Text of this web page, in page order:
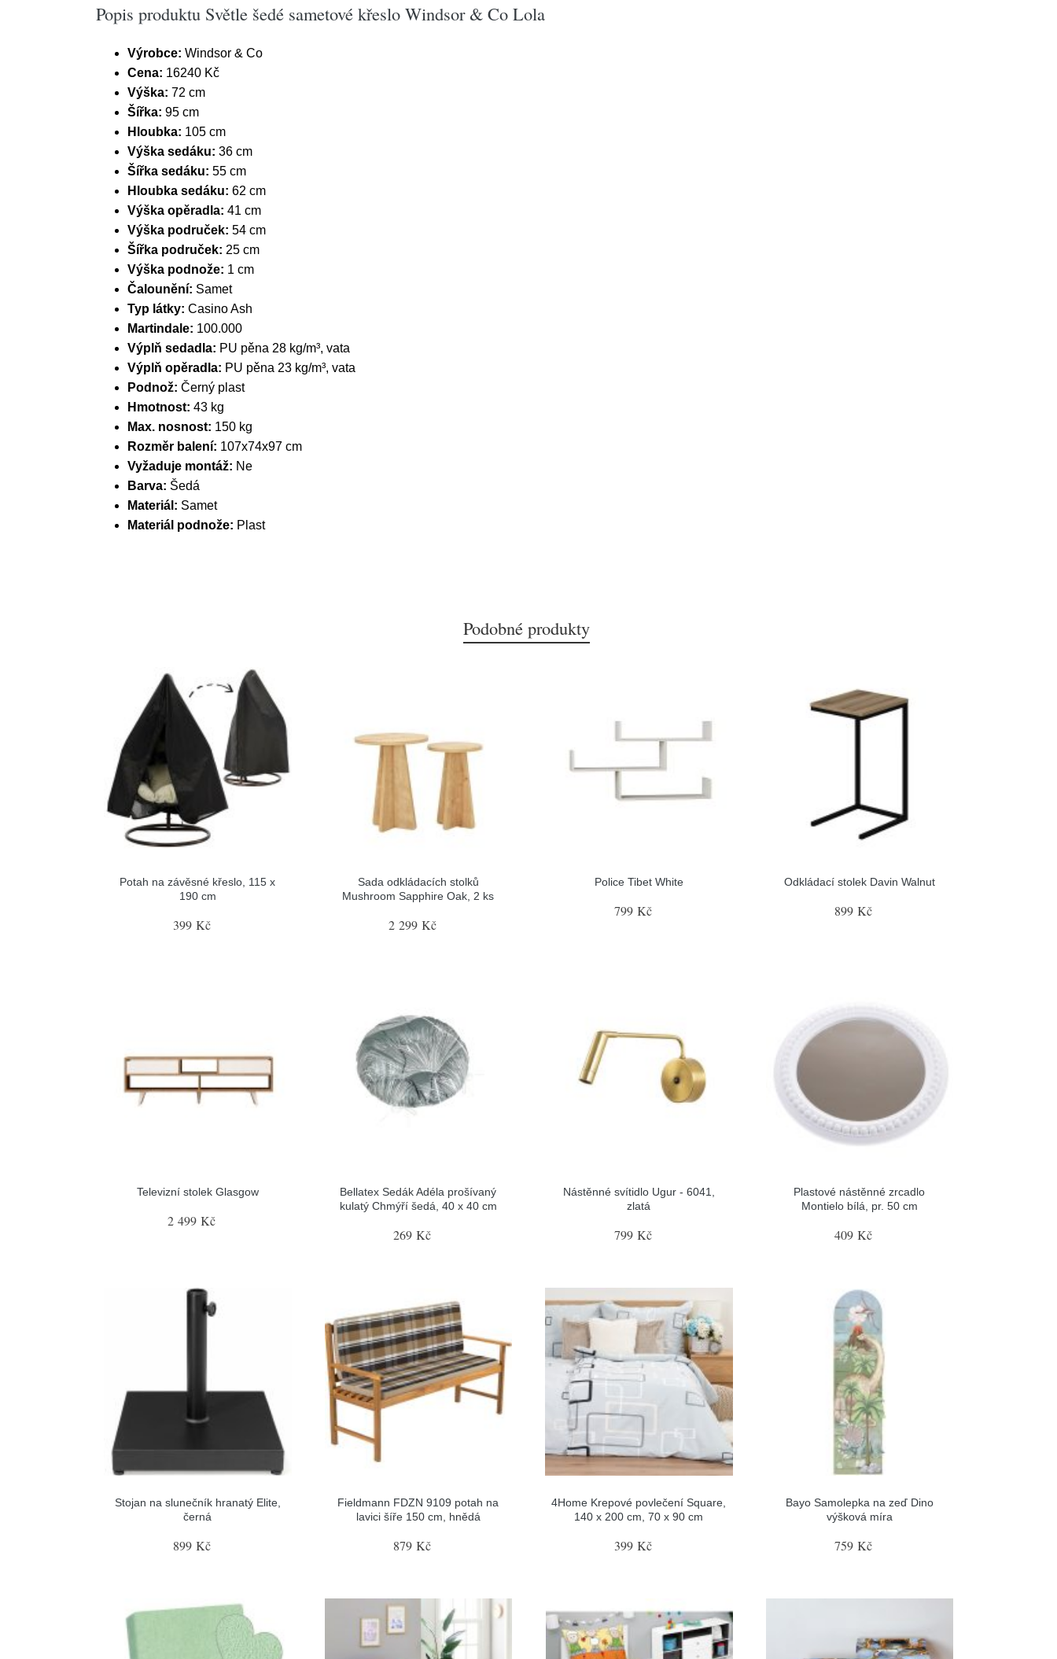
Popis produktu Světle šedé sametové křeslo Windsor & Co Lola
Výrobce: Windsor & Co
Cena: 16240 Kč
Výška: 72 cm
Šířka: 95 cm
Hloubka: 105 cm
Výška sedáku: 36 cm
Šířka sedáku: 55 cm
Hloubka sedáku: 62 cm
Výška opěradla: 41 cm
Výška područek: 54 cm
Šířka područek: 25 cm
Výška podnože: 1 cm
Čalounění: Samet
Typ látky: Casino Ash
Martindale: 100.000
Výplň sedadla: PU pěna 28 kg/m³, vata
Výplň opěradla: PU pěna 23 kg/m³, vata
Podnož: Černý plast
Hmotnost: 43 kg
Max. nosnost: 150 kg
Rozměr balení: 107x74x97 cm
Vyžaduje montáž: Ne
Barva: Šedá
Materiál: Samet
Materiál podnože: Plast
Podobné produkty
Potah na závěsné křeslo, 115 x
190 cm
399 Kč
Sada odkládacích stolků
Mushroom Sapphire Oak, 2 ks
2 299 Kč
Police Tibet White
799 Kč
Odkládací stolek Davin Walnut
899 Kč
Televizní stolek Glasgow
2 499 Kč
Bellatex Sedák Adéla prošívaný
kulatý Chmýří šedá, 40 x 40 cm
269 Kč
Nástěnné svítidlo Ugur - 6041,
zlatá
799 Kč
Plastové nástěnné zrcadlo
Montielo bílá, pr. 50 cm
409 Kč
Stojan na slunečník hranatý Elite,
černá
899 Kč
Fieldmann FDZN 9109 potah na
lavici šíře 150 cm, hnědá
879 Kč
4Home Krepové povlečení Square,
140 x 200 cm, 70 x 90 cm
399 Kč
Bayo Samolepka na zeď Dino
výšková míra
759 Kč